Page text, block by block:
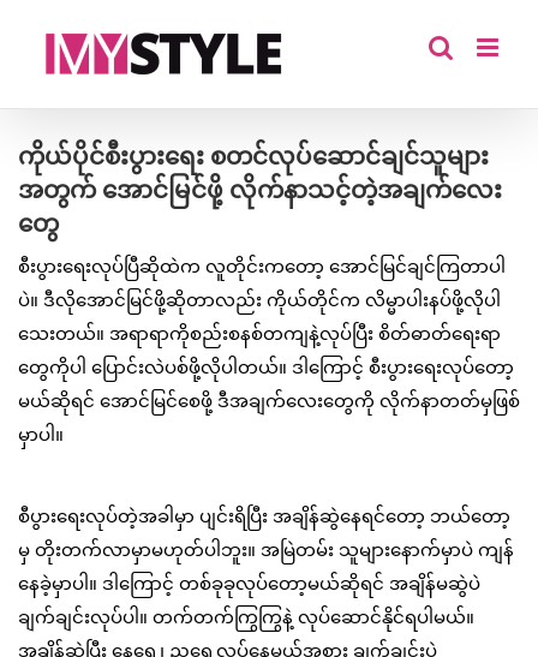
ကိုယ်ပိုင်စီးပွားရေး စတင်လုပ်ဆောင်ချင်သူများ
အတွက် အောင်မြင်ဖို့ လိုက်နာသင့်တဲ့အချက်လေး
တွေ
စီးပွားရေးလုပ်ပြီဆိုထဲက လူတိုင်းကတော့ အောင်မြင်ချင်ကြတာပါ
ပဲ။ ဒီလိုအောင်မြင်ဖို့ဆိုတာလည်း ကိုယ်တိုင်က လိမ္မာပါးနပ်ဖို့လိုပါ
သေးတယ်။ အရာရာကိုစည်းစနစ်တကျနဲ့လုပ်ပြီး စိတ်ဓာတ်ရေးရာ
တွေကိုပါ ပြောင်းလဲပစ်ဖို့လိုပါတယ်။ ဒါကြောင့် စီးပွားရေးလုပ်တော့
မယ်ဆိုရင် အောင်မြင်စေဖို့ ဒီအချက်လေးတွေကို လိုက်နာတတ်မှဖြစ်
မှာပါ။
စီပွားရေးလုပ်တဲ့အခါမှာ ပျင်းရိပြီး အချိန်ဆွဲနေရင်တော့ ဘယ်တော့
မှ တိုးတက်လာမှာမဟုတ်ပါဘူး။ အမြဲတမ်း သူများနောက်မှာပဲ ကျန်
နေခဲ့မှာပါ။ ဒါကြောင့် တစ်ခုခုလုပ်တော့မယ်ဆိုရင် အချိန်မဆွဲပဲ
ချက်ချင်းလုပ်ပါ။ တက်တက်ကြွကြွနဲ့ လုပ်ဆောင်နိုင်ရပါမယ်။
အချိန်ဆွဲပြီး နေ့ရွေ့၊ ညရွေ့လုပ်နေမယ့်အစား ချက်ချင်းပဲ